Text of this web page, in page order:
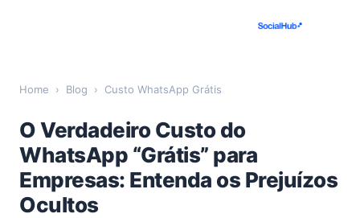
Home › Blog › Custo WhatsApp Grátis
O Verdadeiro Custo do
WhatsApp “Grátis” para
Empresas: Entenda os Prejuízos
Ocultos